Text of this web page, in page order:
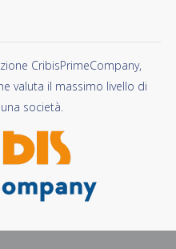
CribisPrimeCompany,
valuta il massimo livello di
società.